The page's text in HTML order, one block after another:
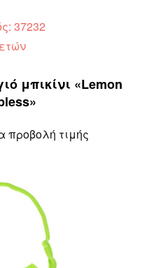
37232
μπικίνι «Lemon
προβολή τιμής